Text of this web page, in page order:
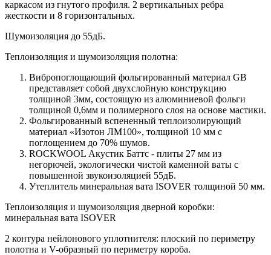
каркасом из гнутого профиля. 2 вертикальных ребра
жесткости и 8 горизонтальных.
Шумоизоляция до 55дБ.
Теплоизоляция и шумоизоляция полотна:
Вибропоглощающий фольгированный материал GB
представляет собой двухслойную конструкцию
толщиной 3мм, состоящую из алюминиевой фольги
толщиной 0,6мм и полимерного слоя на основе мастики.
Фольгированный вспененный теплоизолирующий
материал «Изотон ЛМ100», толщиной 10 мм с
поглощением до 70% шумов.
ROCKWOOL Акустик Баттс - плиты 27 мм из
негорючей, экологически чистой каменной ваты с
повышенной звукоизоляцией 55дБ.
Утеплитель минеральная вата ISOVER толщиной 50 мм.
Теплоизоляция и шумоизоляция дверной коробки:
минеральная вата ISOVER
2 контура нейлонового уплотнителя: плоский по периметру
полотна и V-образный по периметру короба.